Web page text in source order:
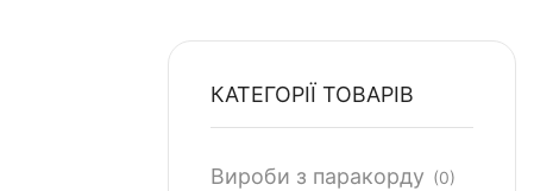
КАТЕГОРІЇ ТОВАРІВ
Вироби з паракорду (0)